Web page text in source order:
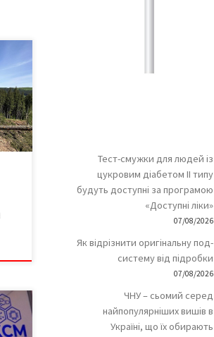
ДП
Тест-смужки для людей із
цукровим діабетом ІІ типу
будуть доступні за програмою
«Доступні ліки»
07/08/2026
Як відрізнити оригінальну под-
систему від підробки
07/08/2026
ЧНУ – сьомий серед
найпопулярніших вишів в
Україні, що їх обирають